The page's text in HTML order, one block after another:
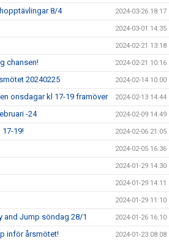
8/4 2024-03-26 18:17
2024-03-01 14:35
2024-02-21 13:18
chansen! 2024-02-21 10:16
20240225 2024-02-14 10:00
onsdagar kl 17-19 framöver 2024-02-13 14:44
-24 2024-02-09 14:49
19! 2024-02-06 21:05
2024-02-05 16:36
2024-01-29 14:30
2024-01-29 14:11
2024-01-29 11:10
and Jump söndag 28/1 2024-01-26 16:10
inför årsmötet! 2024-01-23 08:08